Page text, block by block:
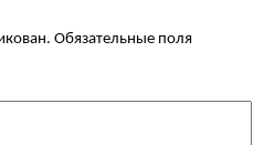
Обязательные поля